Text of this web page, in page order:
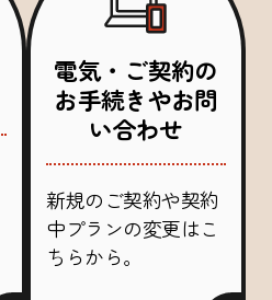
電気・ご契約の
お手続きやお問
い合わせ
新規のご契約や契約
中プランの変更はこ
ちらから。